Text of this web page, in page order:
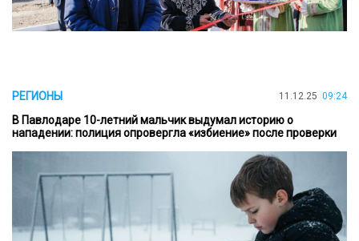
РЕГИОНЫ 11.12.25 09:24
В Павлодаре 10-летний мальчик выдумал историю о
нападении: полиция опровергла «избиение» после проверки